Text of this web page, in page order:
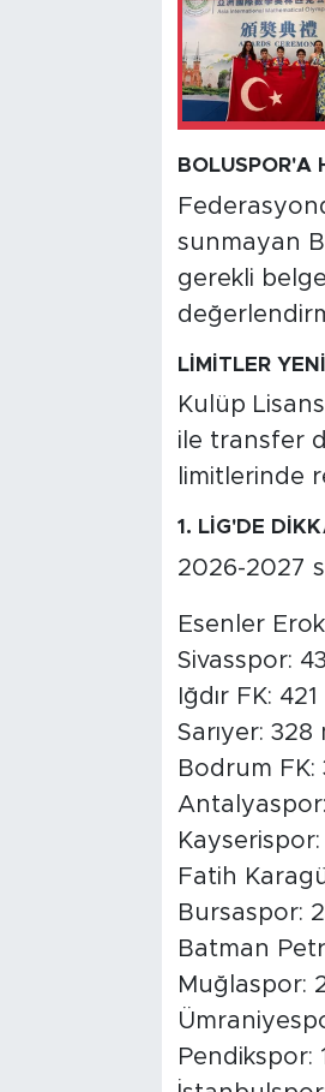
BOLUSPOR'A
sunmayan
gerekli
LİMİTLER
Kulüp
ile transfer
limitlerinde
1. LİG'DE
2026-2027
Esenler
Sivasspor:
Iğdır FK:
Sarıyer:
Bodrum FK:
Fatih
Bursaspor:
Batman
Muğlaspor:
Pendikspor: